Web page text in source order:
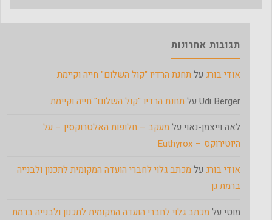
תגובות אחרונות
אודי בורג על תחנת הרדיו "קול השלום" חייה וקיימת
Udi Berger על תחנת הרדיו "קול השלום" חייה וקיימת
לאה וייצמן-נאוי על מעקב – חלופות האלטרוקסין – על
היוטירוקס – Euthyrox
אודי בורג על מכתב גלוי לחברי הועדה המקומית לתכנון ולבנייה
ברמת גן
מוטי על מכתב גלוי לחברי הועדה המקומית לתכנון ולבנייה ברמת